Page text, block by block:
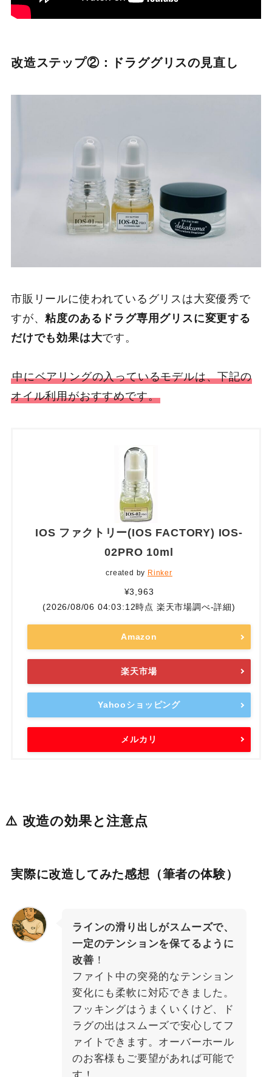
改造ステップ②：ドラググリスの見直し
市販リールに使われているグリスは大変優秀で
すが、粘度のあるドラグ専用グリスに変更する
だけでも効果は大です。
中にベアリングの入っているモデルは、下記の
オイル利用がおすすめです。
IOS ファクトリー(IOS FACTORY) IOS-
02PRO 10ml
created by Rinker
¥3,963
(2026/08/06 04:03:12時点 楽天市場調べ-詳細)
Amazon
楽天市場
Yahooショッピング
メルカリ
⚠️ 改造の効果と注意点
実際に改造してみた感想（筆者の体験）
ラインの滑り出しがスムーズで、
一定のテンションを保てるように
改善 ！
ファイト中の突発的なテンション
変化にも柔軟に対応できました。
フッキングはうまくいくけど、ド
ラグの出はスムーズで安心してフ
ァイトできます。オーバーホール
のお客様もご要望があれば可能で